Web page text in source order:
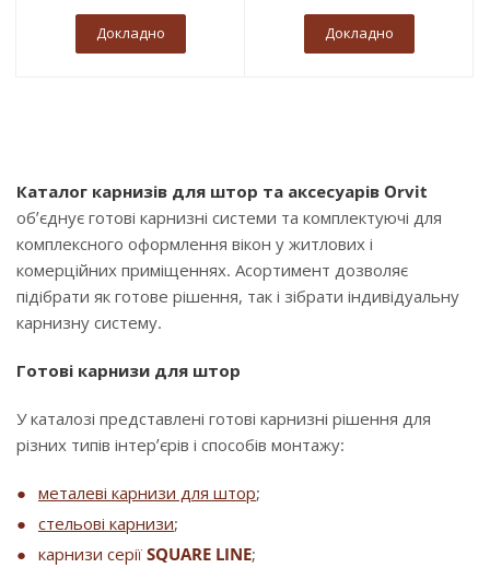
Докладно Докладно
Каталог карнизів для штор та аксесуарів Orvit
об’єднує готові карнизні системи та комплектуючі для
комплексного оформлення вікон у житлових і
комерційних приміщеннях. Асортимент дозволяє
підібрати як готове рішення, так і зібрати індивідуальну
карнизну систему.
Готові карнизи для штор
У каталозі представлені готові карнизні рішення для
різних типів інтер’єрів і способів монтажу:
металеві карнизи для штор;
стельові карнизи;
карнизи серії SQUARE LINE;